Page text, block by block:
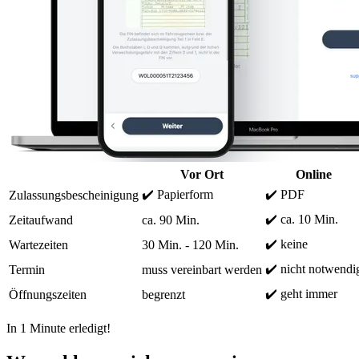
Vor Ort
Online
Zulassungsbescheinigung ✔️ Papierform
✔️ PDF
Zeitaufwand
ca. 90 Min.
✔️ ca. 10 Min.
Wartezeiten
30 Min. - 120 Min.
✔️ keine
Termin
muss vereinbart werden ✔️ nicht
Öffnungszeiten
begrenzt ✔️ geht immer
In 1 Minute erledigt!